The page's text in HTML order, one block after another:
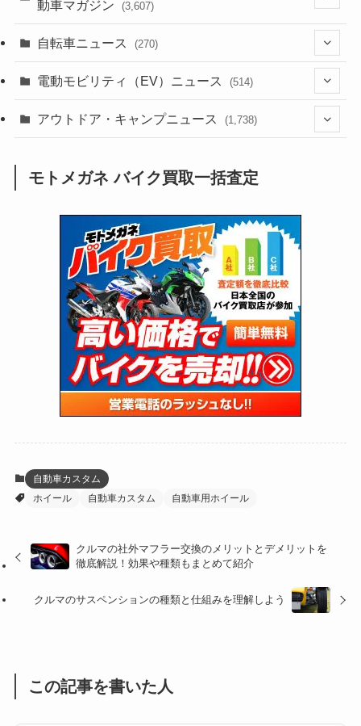
(639)
(118)
(60)
(31)
(51)
(34)
(5)
(12)
(64)
(109)
(252)
(38)
(24)
(16)
(25)
(24)
(47)
(15)
(5)
(249)
(64)
(16)
(62)
(4)
(6)
(17)
(5)
(27)
(306)
(6,957)
(2,473)
(249)
(1,226)
(12)
(131)
(38)
(131)
(167)
(85)
(21)
(61)
(171)
(98)
(13)
(60)
(274)
(171)
(38)
(47)
(59)
(41)
(47)
(1)
(66)
(16)
(141)
(255)
(204)
(1,142)
(166)
(23)
(33)
(34)
(35)
(41)
(415)
(16)
動車マガジン
(3,607)
(186)
(137)
(74)
(2,744)
(126)
(170)
自転車ニュース (270)
(54)
(211)
電動モビリティ（EV）ニュース (514)
(132)
(171)
(118)
(27)
アウトドア・キャンプニュース (1,738)
(1,605)
(147)
(13)
(19)
(12)
(16)
(4)
(16)
(1)
モトメガネ バイク買取一括査定
自動車カスタム
ホイール
自動車カスタム 自動車用ホイール
クルマの社外マフラー交換のメリットとデメリットを
徹底解説！効果や種類もまとめて紹介
クルマのサスペンションの種類と仕組みを理解しよう
この記事を書いた人